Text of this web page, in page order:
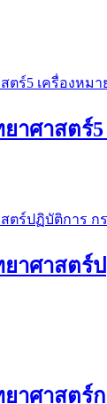
าศาสตร์
าศาสตร์
าศาสตร์